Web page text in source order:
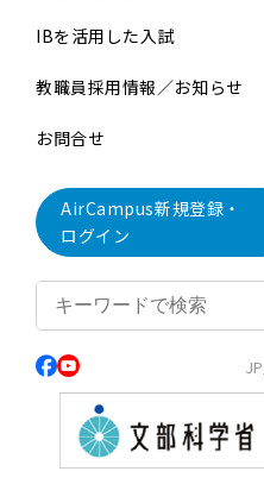
IBを活用した入試
教職員採用情報／お知らせ
お問合せ
AirCampus新規登録・
ログイン